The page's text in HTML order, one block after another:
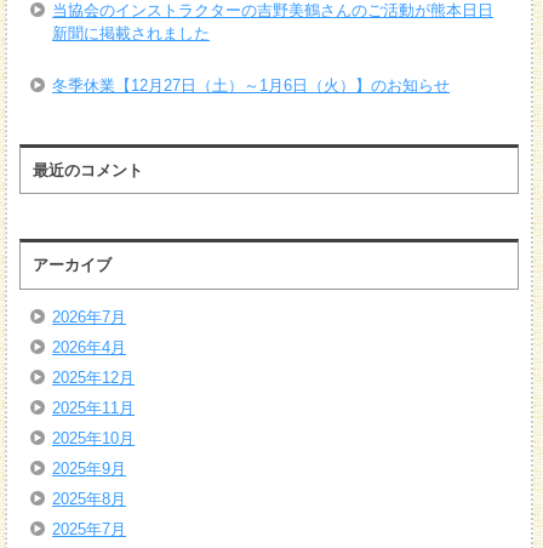
当協会のインストラクターの吉野美鶴さんのご活動が熊本日日
新聞に掲載されました
冬季休業【12月27日（土）～1月6日（火）】のお知らせ
最近のコメント
アーカイブ
2026年7月
2026年4月
2025年12月
2025年11月
2025年10月
2025年9月
2025年8月
2025年7月